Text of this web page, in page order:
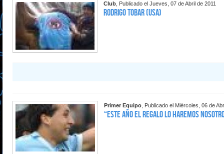
Club , Publicado el Jueves, 07 de Abril de 2011
Rodrigo Tobar (USA)
Primer Equipo , Publicado el Miércoles, 06 de
“Este año el regalo lo haremos